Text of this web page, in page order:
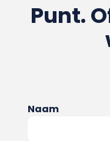
Punt.
Naam